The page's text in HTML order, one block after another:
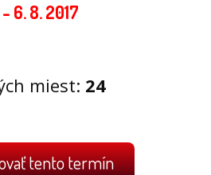
6. 8. 2017
miest: 24
tento termín